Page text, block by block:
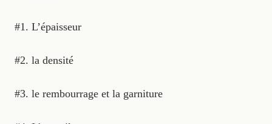
#1. L’épaisseur
#2. la densité
#3. le rembourrage et la garniture